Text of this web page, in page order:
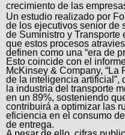
crecimiento de las
Un estudio realizado por
de los ejecutivos senior de
de Suministro y Transporte
que estos procesos
definen como una “era de
Esto coincide con el
McKinsey & Company, “La
de la inteligencia artificial”,
la industria del transporte
en un 89%, sosteniendo
contribuirá a optimizar las
eficiencia en el consumo
de entrega.